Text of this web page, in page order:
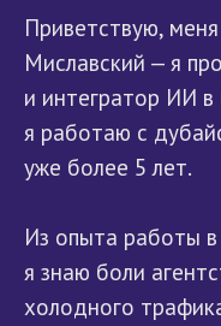
Приветствую,
Миславский — я
и интегратор ИИ в
я работаю с
уже более 5 лет.
Из опыта работы
я знаю боли
холодного